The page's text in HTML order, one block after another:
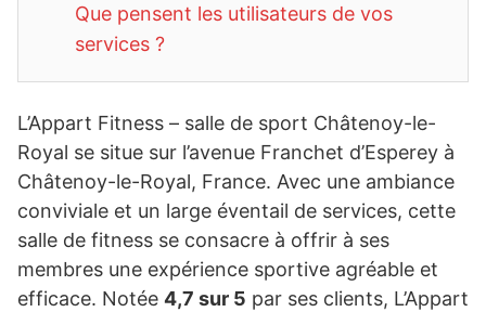
Que pensent les utilisateurs de vos
services ?
L’Appart Fitness – salle de sport Châtenoy-le-
Royal se situe sur l’avenue Franchet d’Esperey à
Châtenoy-le-Royal, France. Avec une ambiance
conviviale et un large éventail de services, cette
salle de fitness se consacre à offrir à ses
membres une expérience sportive agréable et
efficace. Notée 4,7 sur 5 par ses clients, L’Appart